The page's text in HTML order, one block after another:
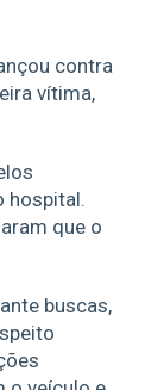
contra
vítima,
hospital.
que o
buscas,